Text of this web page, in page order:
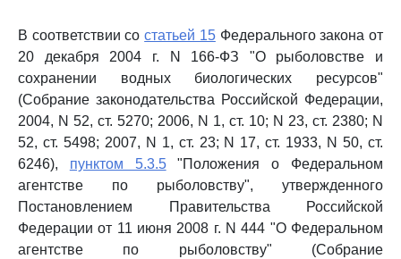
В соответствии состатьей 15Федерального закона от
20 декабря 2004 г. N 166-ФЗ "О рыболовстве и
сохранении водных биологических ресурсов"
(Собрание законодательства Российской Федерации,
2004, N 52, ст. 5270; 2006, N 1, ст. 10; N 23, ст. 2380; N
52, ст. 5498; 2007, N 1, ст. 23; N 17, ст. 1933, N 50, ст.
6246), пунктом 5.3.5"Положения о Федеральном
агентстве по рыболовству", утвержденного
Постановлением Правительства Российской
Федерации от 11 июня 2008 г. N 444 "О Федеральном
агентстве по рыболовству" (Собрание